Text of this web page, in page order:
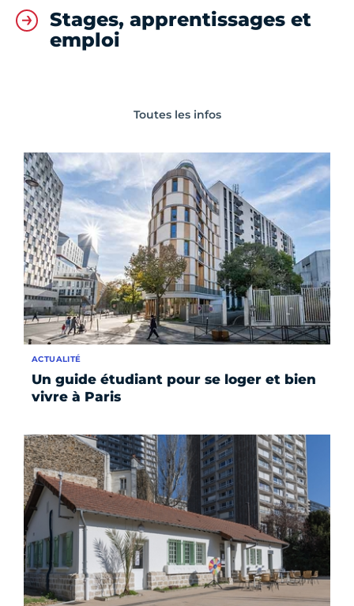
Stages, apprentissages et
emploi
Toutes les infos
Un guide étudiant pour se loger et bien
vivre à Paris
ACTUALITÉ